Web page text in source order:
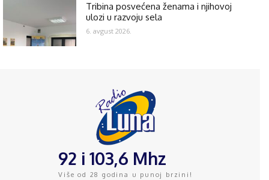
Tribina posvećena ženama i njihovoj
ulozi u razvoju sela
6. avgust 2026.
92 i 103,6 Mhz
Više od 28 godina u punoj brzini!